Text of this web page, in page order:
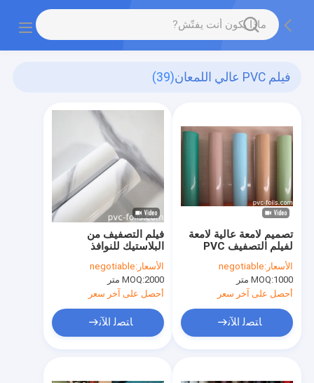
فيلم PVC عالي اللمعان (39)
فيلم التصفيف من
البلاستيك للنوافذ
ميكرون،عرض 620 مم
الأسعار:negotiable
MOQ:2000 متر
أحصل على آخر سعر
ﺎﺘﺼﻟ ﺍﻶﻧ
تصميم لامعة عالية لامعة
لفيلم التصفيف PVC
معدني
الأسعار:negotiable
MOQ:1000 متر
أحصل على آخر سعر
ﺎﺘﺼﻟ ﺍﻶﻧ